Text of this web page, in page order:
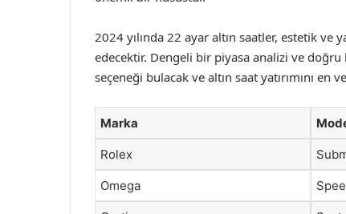
2024 yılında 22 ayar altın saatler, estetik ve
edecektir. Dengeli bir piyasa analizi ve doğru
seçeneği bulacak ve altın saat yatırımını
Marka
Rolex
Omega